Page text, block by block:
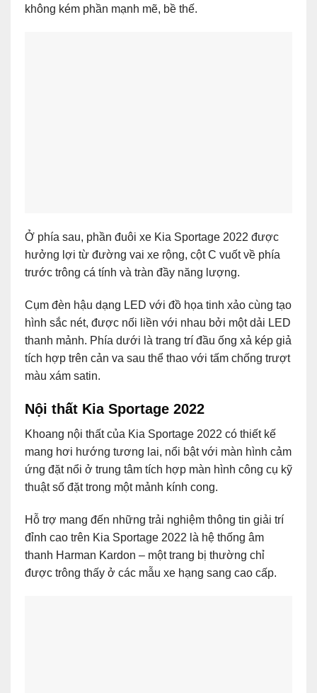
không kém phần mạnh mẽ, bề thế.
Ở phía sau, phần đuôi xe Kia Sportage 2022 được
hưởng lợi từ đường vai xe rộng, cột C vuốt về phía
trước trông cá tính và tràn đầy năng lượng.
Cụm đèn hậu dạng LED với đồ họa tinh xảo cùng tạo
hình sắc nét, được nối liền với nhau bởi một dải LED
thanh mảnh. Phía dưới là trang trí đầu ống xả kép giả
tích hợp trên cản va sau thể thao với tấm chống trượt
màu xám satin.
Nội thất Kia Sportage 2022
Khoang nội thất của Kia Sportage 2022 có thiết kế
mang hơi hướng tương lai, nổi bật với màn hình cảm
ứng đặt nổi ở trung tâm tích hợp màn hình công cụ kỹ
thuật số đặt trong một mảnh kính cong.
Hỗ trợ mang đến những trải nghiệm thông tin giải trí
đỉnh cao trên Kia Sportage 2022 là hệ thống âm
thanh Harman Kardon – một trang bị thường chỉ
được trông thấy ở các mẫu xe hạng sang cao cấp.